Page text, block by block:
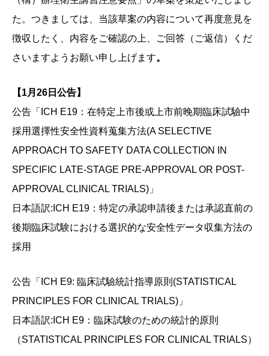
た。つきましては、当該草案の内容について再度意見を
徴収したく、内容をご確認の上、ご回答（ご返信）くだ
さいますようお願い申し上げます。
【1月26日公告】
公告「ICH E19：在特定上市後或上市前晚期臨床試驗中
採用選擇性安全性資料蒐集方法(A SELECTIVE
APPROACH TO SAFETY DATA COLLECTION IN
SPECIFIC LATE-STAGE PRE-APPROVAL OR POST-
APPROVAL CLINICAL TRIALS)」
日本語訳:ICH E19：特定の承認申請後または承認直前の
後期臨床試験における選択的な安全性データ収集方法の
採用
公告「ICH E9: 臨床試驗統計指導原則(STATISTICAL
PRINCIPLES FOR CLINICAL TRIALS)」
日本語訳:ICH E9：臨床試験のための統計的原則
（STATISTICAL PRINCIPLES FOR CLINICAL TRIALS）